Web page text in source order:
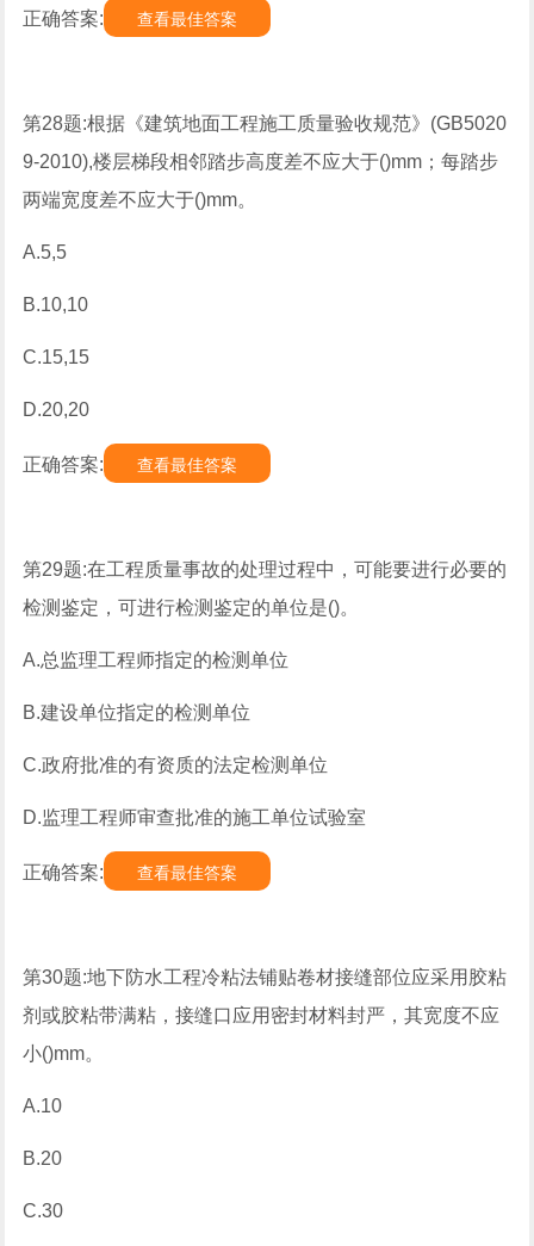
正确答案: 查看最佳答案
第28题:根据《建筑地面工程施工质量验收规范》(GB5020
9-2010),楼层梯段相邻踏步高度差不应大于()mm；每踏步
两端宽度差不应大于()mm。
A.5,5
B.10,10
C.15,15
D.20,20
正确答案: 查看最佳答案
第29题:在工程质量事故的处理过程中，可能要进行必要的
检测鉴定，可进行检测鉴定的单位是()。
A.总监理工程师指定的检测单位
B.建设单位指定的检测单位
C.政府批准的有资质的法定检测单位
D.监理工程师审查批准的施工单位试验室
正确答案: 查看最佳答案
第30题:地下防水工程冷粘法铺贴卷材接缝部位应采用胶粘
剂或胶粘带满粘，接缝口应用密封材料封严，其宽度不应
小()mm。
A.10
B.20
C.30